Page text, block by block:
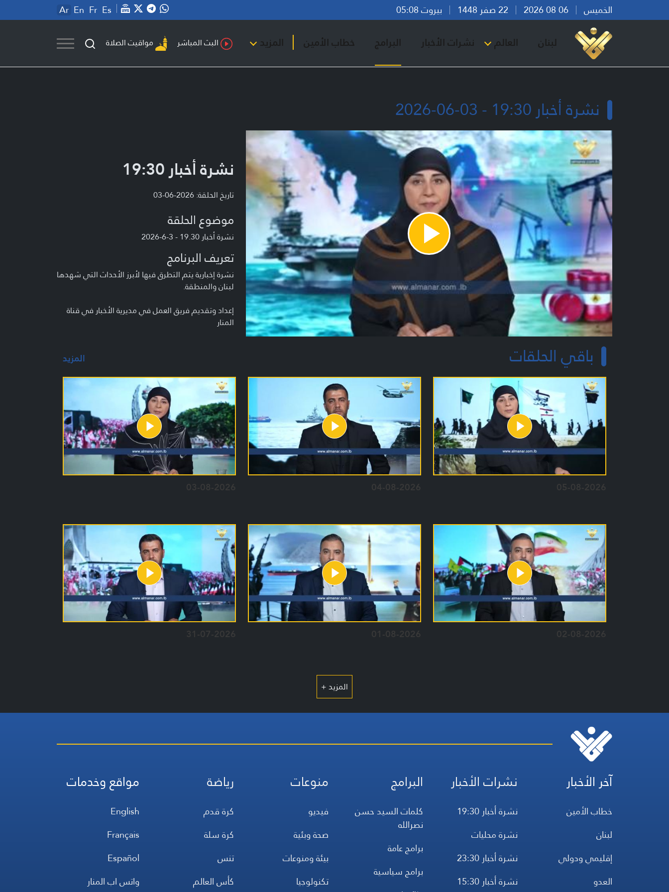
الخميس بيروت 05:08 Ar En Fr Es
لبنان العالم نشرات الأخبار البرامج خطاب الأمين المزيد البث المباشر مواقيت الصلاة
نشرة أخبار 19:30 - 03-06-2026
Play
Video
نشرة أخبار 19:30
تاريخ الحلقة: 2026-06-03
موضوع الحلقة
نشرة أخبار 19.30 - 3-6-2026
تعريف البرنامج
نشرة إخبارية يتم التطرق فيها لأبرز الأحداث التي شهدها
لبنان والمنطقة.
إعداد وتقديم فريق العمل في مديرية الأخبار في قناة
المنار
باقي الحلقات المزيد
05-08-2026
04-08-2026
03-08-2026
02-08-2026
01-08-2026
31-07-2026
المزيد +
آخر الأخبار
خطاب الأمين
لبنان
إقليمي ودولي
العدو
نشرات الأخبار
نشرة أخبار 19:30
نشرة محليات
نشرة أخبار 23:30
نشرة أخبار 15:30
البرامج
كلمات السيد حسن
نصرالله
برامج عامة
برامج سياسية
منوعات
فيديو
صحة وبئية
بيئة ومنوعات
تكنولوجيا
رياضة
كرة قدم
كرة سلة
تنس
كأس العالم
مواقع وخدمات
English
Français
Español
واتس اب المنار